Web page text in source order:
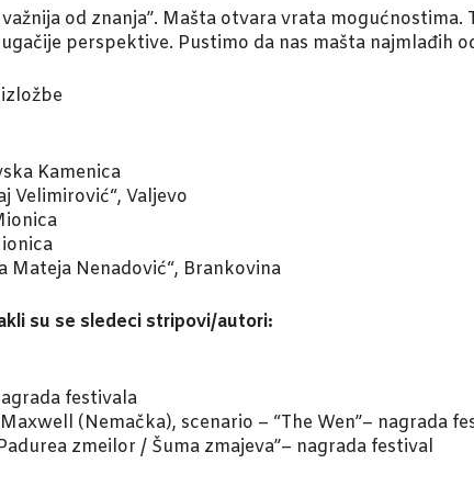
od znanja”. Mašta otvara vrata mogućnostima.
perspektive. Pustimo da nas mašta najmlađih
Kamenica
Velimirović“, Valjevo
Mateja Nenadović“, Brankovina
su se sledeci stripovi/autori:
festivala
(Nemačka), scenario – “The Wen”– nagrada
zmeilor / Šuma zmajeva”– nagrada festival